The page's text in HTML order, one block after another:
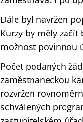
Dále byl navržen
Kurzy by měly
možnost povinnou
Počet podaných
zaměstnaneckou
rozvržen
schválených